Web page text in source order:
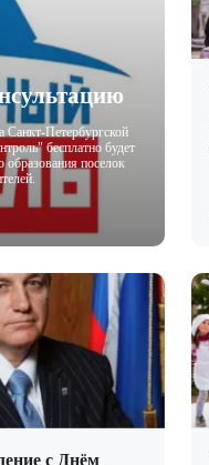
Санкт-Петербургской
бесплатно будет
образования поселок
с Днём